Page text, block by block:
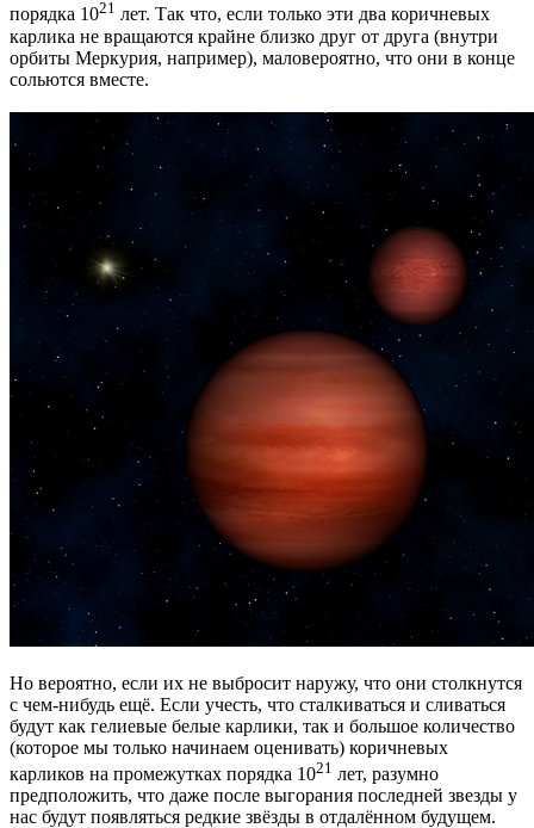
порядка 1021 лет. Так что, если только эти два коричневых
карлика не вращаются крайне близко друг от друга (внутри
орбиты Меркурия, например), маловероятно, что они в конце
сольются вместе.
Но вероятно, если их не выбросит наружу, что они столкнутся
с чем-нибудь ещё. Если учесть, что сталкиваться и сливаться
будут как гелиевые белые карлики, так и большое количество
(которое мы только начинаем оценивать) коричневых
карликов на промежутках порядка 1021 лет, разумно
предположить, что даже после выгорания последней звезды у
нас будут появляться редкие звёзды в отдалённом будущем.